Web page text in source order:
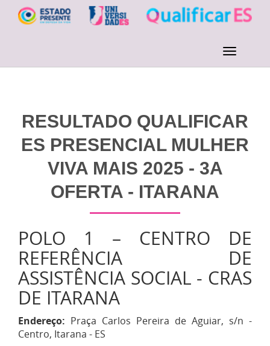
RESULTADO QUALIFICAR
ES PRESENCIAL MULHER
VIVA MAIS 2025 - 3A
OFERTA - ITARANA
POLO 1 – CENTRO DE
REFERÊNCIA DE
ASSISTÊNCIA SOCIAL - CRAS
DE ITARANA
Endereço: Praça Carlos Pereira de Aguiar, s/n -
Centro, Itarana - ES